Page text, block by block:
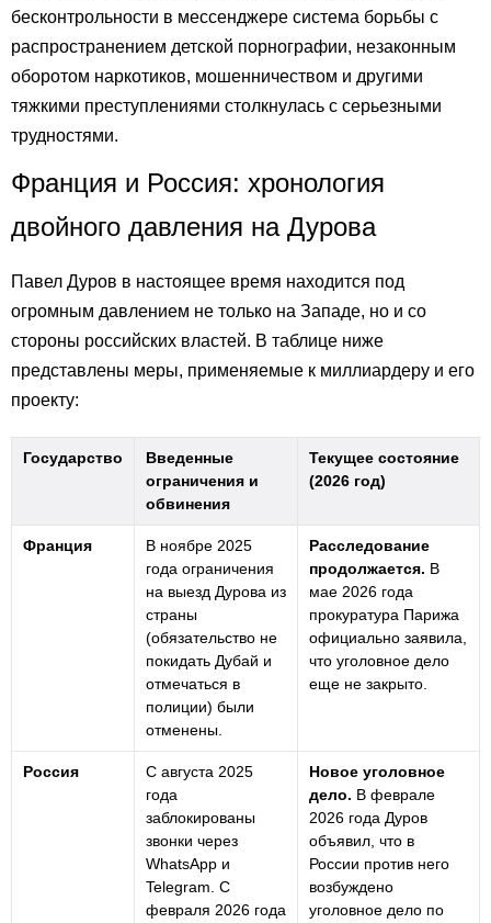
бесконтрольности в мессенджере система борьбы с
распространением детской порнографии, незаконным
оборотом наркотиков, мошенничеством и другими
тяжкими преступлениями столкнулась с серьезными
трудностями.
Франция и Россия: хронология
двойного давления на Дурова
Павел Дуров в настоящее время находится под
огромным давлением не только на Западе, но и со
стороны российских властей. В таблице ниже
представлены меры, применяемые к миллиардеру и его
проекту:
Государство
Введенные
ограничения и
обвинения
Текущее состояние
(2026 год)
Франция
В ноябре 2025
года ограничения
на выезд Дурова из
страны
(обязательство не
покидать Дубай и
отмечаться в
полиции) были
отменены.
Расследование
продолжается. В
мае 2026 года
прокуратура Парижа
официально заявила,
что уголовное дело
еще не закрыто.
Россия
С августа 2025
года
заблокированы
звонки через
WhatsApp и
Telegram. С
февраля 2026 года
Новое уголовное
дело. В феврале
2026 года Дуров
объявил, что в
России против него
возбуждено
уголовное дело по